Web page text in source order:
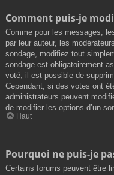
Comment puis-je
Comme pour les messages,
par leur auteur, les
sondage, modifiez tout
sondage est obligatoirement
voté, il est possible de
Cependant, si des votes ont
administrateurs peuvent
de modifier les options d’un
Haut
Pourquoi ne puis-je
Certains forums peuvent être